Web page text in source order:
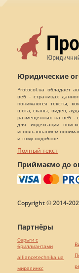
Юридические
Protocol.ua обладает
веб - страницах
понимаются тексты,
шота, сканы, видео,
размещенных на веб -
для индексации
использованием
и тому подобное.
Полный текст
Приймаємо до
Copyright © 2014-
Партнёры
Серьги с
бриллиантами
alliancetechnika.ua
миралинкс